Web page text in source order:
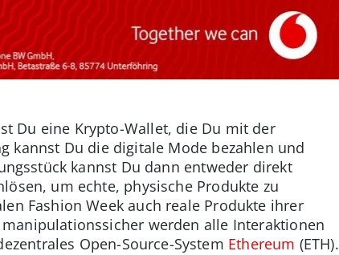
Du eine Krypto-Wallet, die Du mit der
kannst Du die digitale Mode bezahlen und
kannst Du dann entweder direkt
um echte, physische Produkte zu
Fashion Week auch reale Produkte ihrer
werden alle Interaktionen
Open-Source-System Ethereum (ETH).